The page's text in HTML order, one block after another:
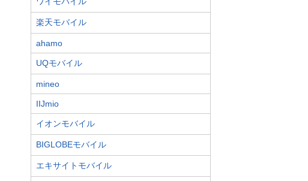
楽天モバイル
ahamo
UQモバイル
mineo
IIJmio
イオンモバイル
BIGLOBEモバイル
エキサイトモバイル